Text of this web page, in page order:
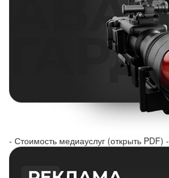
- Стоимость медиауслуг (открыть PDF) -